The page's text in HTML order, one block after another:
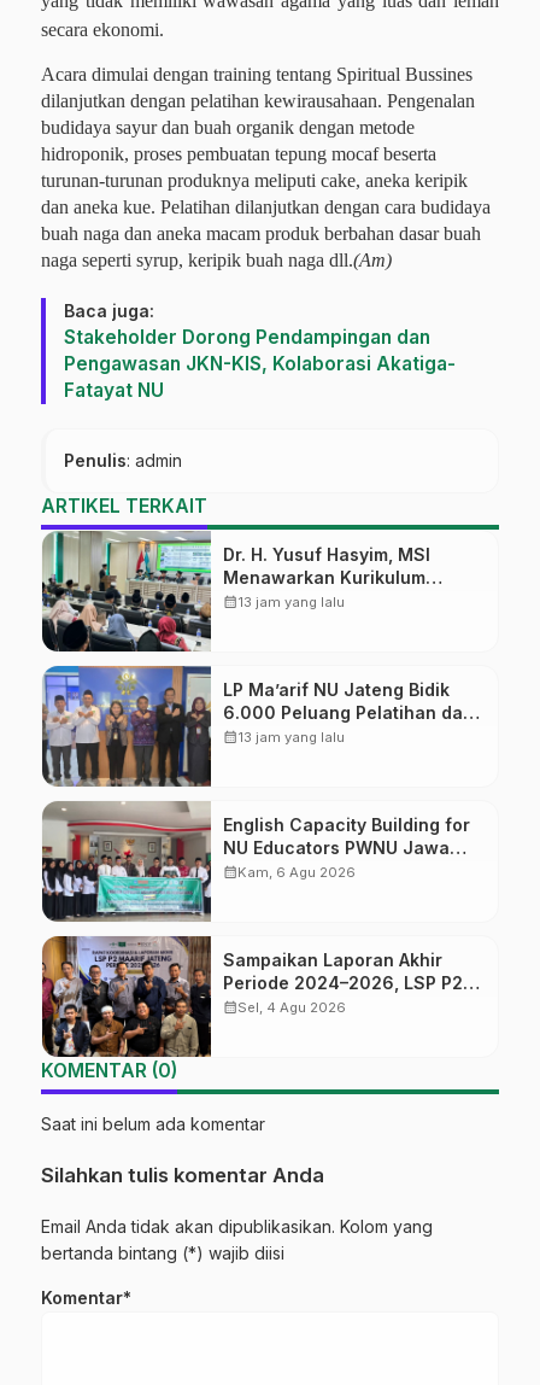
secara ekonomi.
Acara dimulai dengan training tentang Spiritual Bussines
dilanjutkan dengan pelatihan kewirausahaan. Pengenalan
budidaya sayur dan buah organik dengan metode
hidroponik, proses pembuatan tepung mocaf beserta
turunan-turunan produknya meliputi cake, aneka keripik
dan aneka kue. Pelatihan dilanjutkan dengan cara budidaya
buah naga dan aneka macam produk berbahan dasar buah
naga seperti syrup, keripik buah naga dll.(Am)
Baca juga:
Stakeholder Dorong Pendampingan dan
Pengawasan JKN-KIS, Kolaborasi Akatiga-
Fatayat NU
Penulis: admin
ARTIKEL TERKAIT
Dr. H. Yusuf Hasyim, MSI
Menawarkan Kurikulum
Diversifikasi, Harapan Baru
calendar_month13 jam yang lalu
LP Ma’arif NU Jateng Bidik
6.000 Peluang Pelatihan dan
Sertifikasi bagi Lulusan SMK
calendar_month13 jam yang lalu
English Capacity Building for
NU Educators PWNU Jawa
Tengah Batch#4; Membuka
calendar_monthKam, 6 Agu 2026
Sampaikan Laporan Akhir
Periode 2024–2026, LSP P2
Ma’arif NU Jateng Mantapkan
calendar_monthSel, 4 Agu 2026
KOMENTAR (0)
Saat ini belum ada komentar
Silahkan tulis komentar Anda
Email Anda tidak akan dipublikasikan. Kolom yang
bertanda bintang (*) wajib diisi
Komentar*